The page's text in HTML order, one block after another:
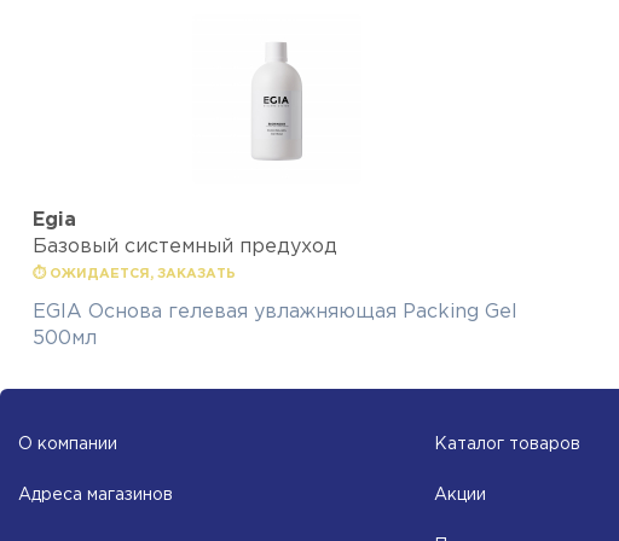
Egia
Базовый системный предуход
⏱ ОЖИДАЕТСЯ, ЗАКАЗАТЬ
EGIA Основа гелевая увлажняющая Packing Gel
500мл
О компании
Адреса магазинов
Каталог товаров
Акции